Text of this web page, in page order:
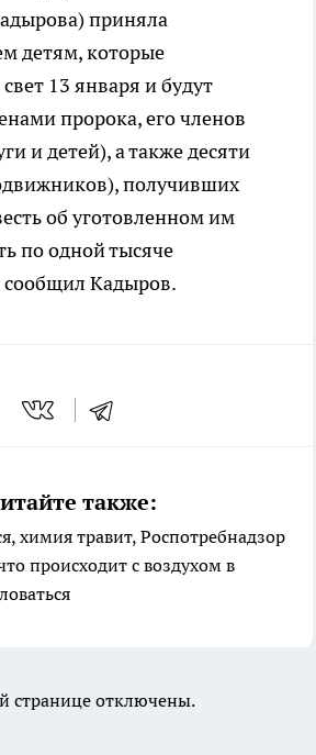
приняла
детям, которые
13 января и будут
пророка, его членов
и детей), а также десяти
получивших
об уготовленном им
по одной тысяче
сообщил Кадыров.
также:
химия травит, Роспотребнадзор
происходит с воздухом в
странице отключены.